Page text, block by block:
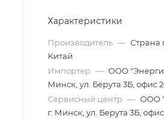
Характеристики
Производитель — Страна
Китай
Импортер — ООО
Минск, ул. Берута 3Б, офис
Сервисный центр — ООО
г. Минск, ул. Берута 3Б,